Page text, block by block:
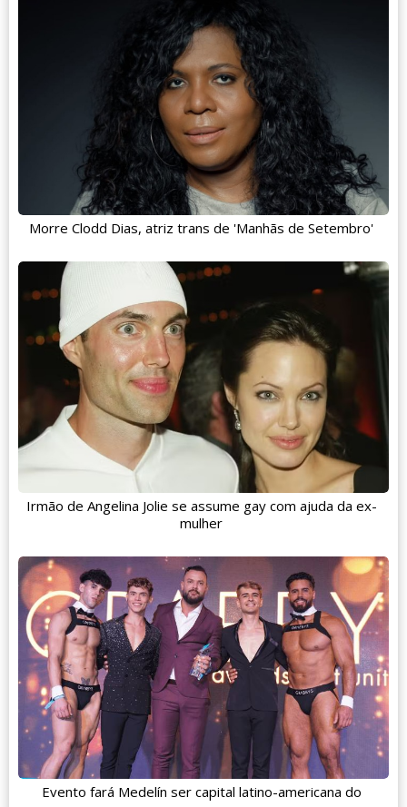
Morre Clodd Dias, atriz trans de 'Manhãs de Setembro'
Irmão de Angelina Jolie se assume gay com ajuda da ex-
mulher
Evento fará Medelín ser capital latino-americana do